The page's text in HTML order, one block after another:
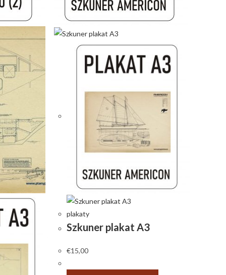
plakaty
Szkuner plakat A3
€15,00